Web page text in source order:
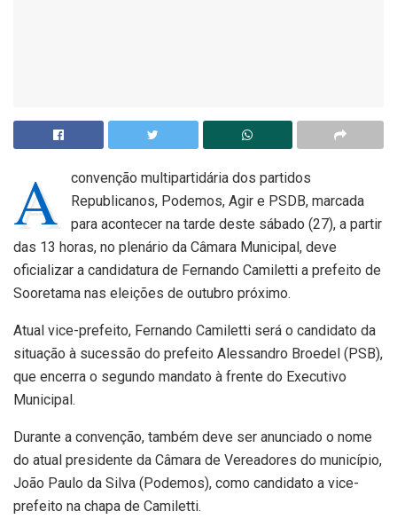
A
convenção multipartidária dos partidos
Republicanos, Podemos, Agir e PSDB, marcada
para acontecer na tarde deste sábado (27), a partir
das 13 horas, no plenário da Câmara Municipal, deve
oficializar a candidatura de Fernando Camiletti a prefeito de
Sooretama nas eleições de outubro próximo.
Atual vice-prefeito, Fernando Camiletti será o candidato da
situação à sucessão do prefeito Alessandro Broedel (PSB),
que encerra o segundo mandato à frente do Executivo
Municipal.
Durante a convenção, também deve ser anunciado o nome
do atual presidente da Câmara de Vereadores do município,
João Paulo da Silva (Podemos), como candidato a vice-
prefeito na chapa de Camiletti.